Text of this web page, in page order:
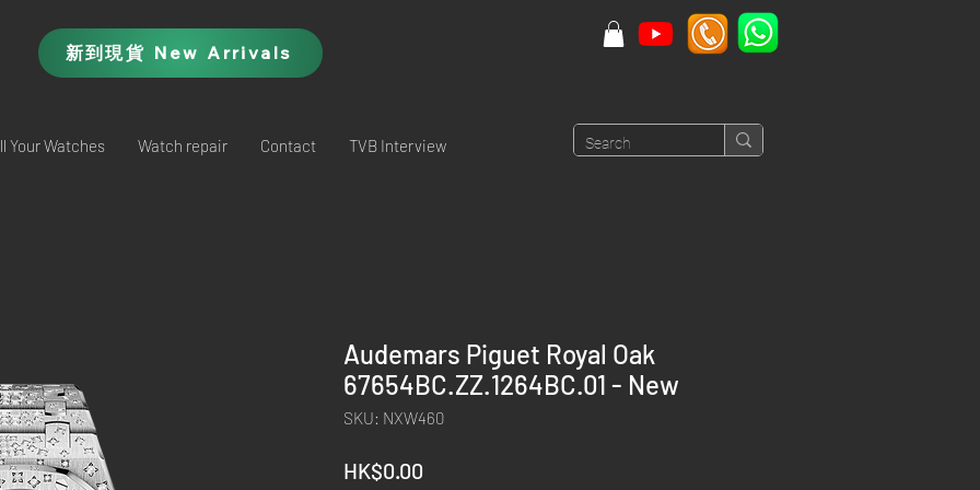
新到現貨 New Arrivals
Your Watches Watch repair Contact TVB Interview
Audemars Piguet Royal Oak
67654BC.ZZ.1264BC.01 - New
SKU: NXW460
HK$0.00